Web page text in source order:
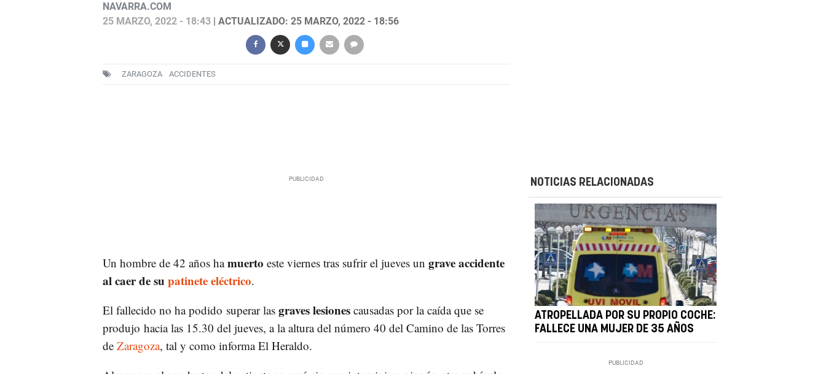
NAVARRA.COM
25 MARZO, 2022 - 18:43| ACTUALIZADO: 25 MARZO, 2022 - 18:56
ZARAGOZA ACCIDENTES
Un hombre de 42 años hamuerto este viernes tras sufrir el jueves un grave accidente
al caer de su patinete eléctrico.
El fallecido no ha podido superar las graves lesiones causadas por la caída que se
produjo hacia las 15.30 del jueves, a la altura del número 40 del Camino de las Torres
de Zaragoza, tal y como informa El Heraldo.
NOTICIAS RELACIONADAS
ATROPELLADA POR SU PROPIO COCHE:
FALLECE UNA MUJER DE 35 AÑOS